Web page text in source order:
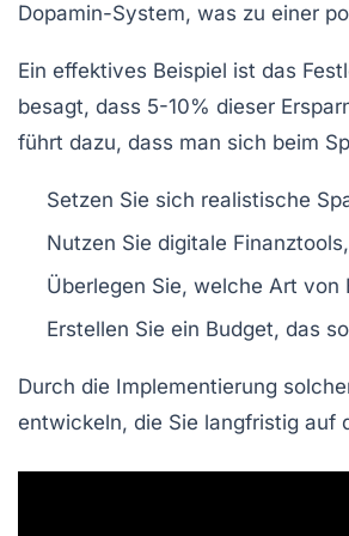
Dopamin-System, was zu einer
Ein effektives Beispiel ist das
besagt, dass 5-10% dieser
führt dazu, dass man sich beim
Setzen Sie sich realistische
Nutzen Sie digitale Finanztools
Überlegen Sie, welche Art
Erstellen Sie ein Budget, das
Durch die Implementierung
entwickeln, die Sie langfristig auf